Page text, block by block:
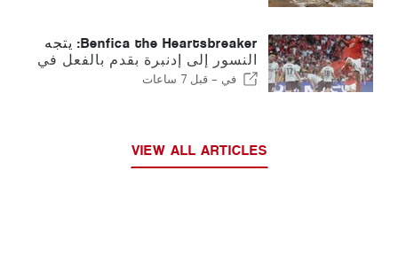
Benfica the Heartsbreaker: يتجه
النسور إلى إدنبرة بقدم بالفعل في
المرحلة التالية
في - قبل 7 ساعات
VIEW ALL ARTICLES